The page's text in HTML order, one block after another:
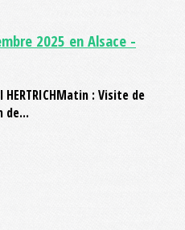
2025 en Alsace -
: Visite de
de...